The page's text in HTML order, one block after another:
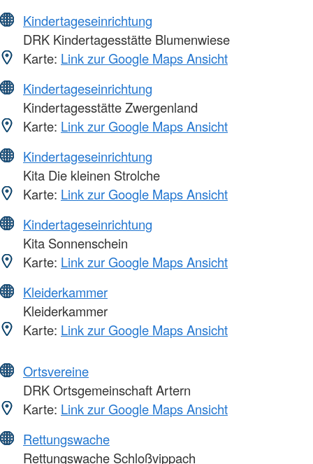
Kindertageseinrichtung
DRK Kindertagesstätte Blumenwiese
Karte: Link zur Google Maps Ansicht
Kindertageseinrichtung
Kindertagesstätte Zwergenland
Karte: Link zur Google Maps Ansicht
Kindertageseinrichtung
Kita Die kleinen Strolche
Karte: Link zur Google Maps Ansicht
Kindertageseinrichtung
Kita Sonnenschein
Karte: Link zur Google Maps Ansicht
Kleiderkammer
Kleiderkammer
Karte: Link zur Google Maps Ansicht
Ortsvereine
DRK Ortsgemeinschaft Artern
Karte: Link zur Google Maps Ansicht
Rettungswache
Rettungswache Schloßvippach